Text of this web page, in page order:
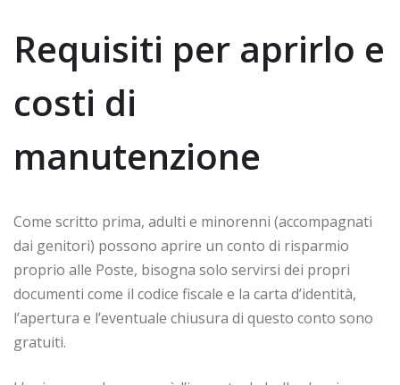
Requisiti per aprirlo e
costi di
manutenzione
Come scritto prima, adulti e minorenni (accompagnati
dai genitori) possono aprire un conto di risparmio
proprio alle Poste, bisogna solo servirsi dei propri
documenti come il codice fiscale e la carta d’identità,
l’apertura e l’eventuale chiusura di questo conto sono
gratuiti.